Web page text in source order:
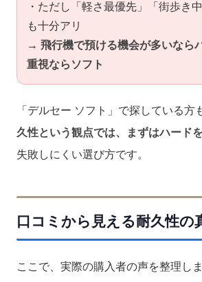
・ただし「軽さ最優先」「街歩き
も十分アリ
→ 飛行機で預ける機会が多いなら
重視ならソフト
「デルセー ソフト」で探している方
久性という観点では、まずはハード
失敗しにくい選び方です。
口コミから見える耐久性の
ここで、実際の購入者の声を整理しま